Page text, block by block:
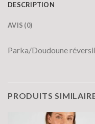
DESCRIPTION
AVIS (0)
Parka/Doudoune
PRODUITS